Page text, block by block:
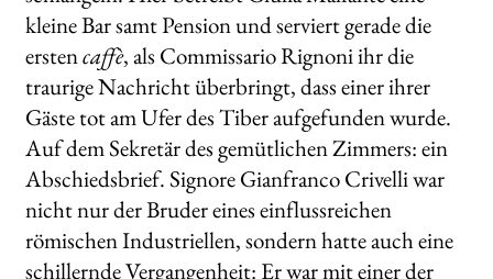
kleine Bar samt Pension und serviert gerade die
erstencaffè, als Commissario Rignoni ihr die
traurige Nachricht überbringt, dass einer ihrer
Gäste tot am Ufer des Tiber aufgefunden wurde.
Auf dem Sekretär des gemütlichen Zimmers: ein
Abschiedsbrief. Signore Gianfranco Crivelli war
nicht nur der Bruder eines einflussreichen
römischen Industriellen, sondern hatte auch eine
schillernde Vergangenheit: Er war mit einer der